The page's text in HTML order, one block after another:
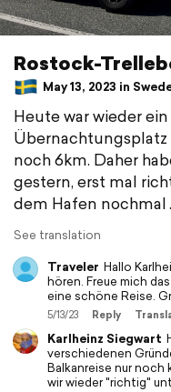
Rostock-
May 13, 2023 in
Heute war wieder
Übernachtungsplatz
noch 6km. Daher
gestern, erst mal
dem Hafen nochmal
See translation
Traveler Hallo
hören. Freue mich
eine schöne Reise.
5/13/23 Reply
Karlheinz Siegwart
verschiedenen
Balkanreise nur noch
wir wieder "richtig"